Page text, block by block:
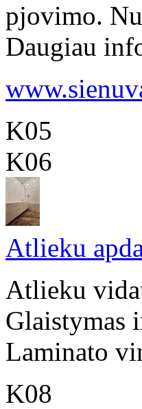
pjovimo.
Daugiau
K05
K06
Atlieku
Atlieku
Glaistymas
Laminato
K08